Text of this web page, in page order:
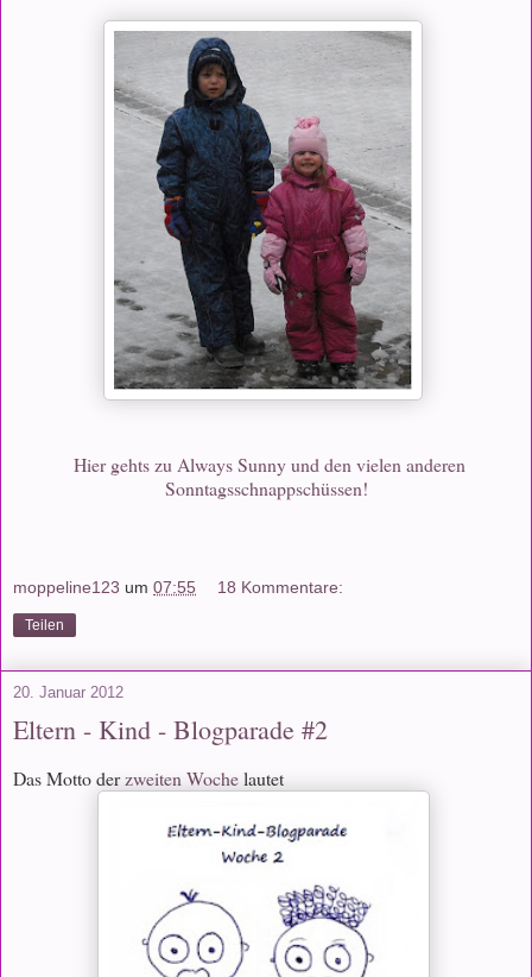
Hier gehts zu Always Sunny und den vielen anderen
Sonntagsschnappschüssen!
moppeline123 um 07:55 18 Kommentare:
Teilen
20. Januar 2012
Eltern - Kind - Blogparade #2
Das Motto derzweiten Wochelautet